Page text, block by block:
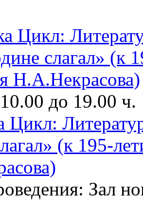
до 19.00 ч.
Цикл:
(к 195-
Зал